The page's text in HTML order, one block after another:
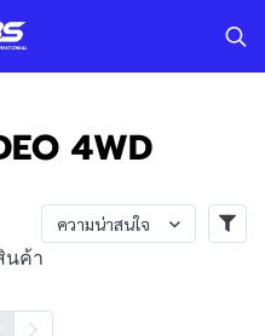
4WD
ความน่าสนใจ
นค้า